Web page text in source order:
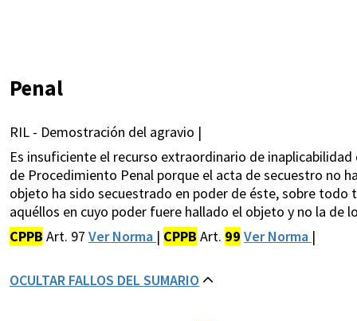
Penal
RIL - Demostración del agravio |
Es insuficiente el recurso extraordinario de
de Procedimiento Penal porque el acta de secuestro no
objeto ha sido secuestrado en poder de éste, sobre
aquéllos en cuyo poder fuere hallado el objeto y no la de
CPPB Art. 97 Ver Norma | CPPB Art. 99 Ver Norma |
OCULTAR FALLOS DEL SUMARIO